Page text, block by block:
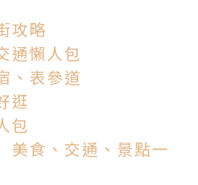
攻略
通懶人包
、表參道
逛
包
美食、交通、景點一